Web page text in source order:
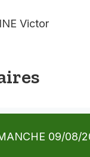
Victor
09/08/